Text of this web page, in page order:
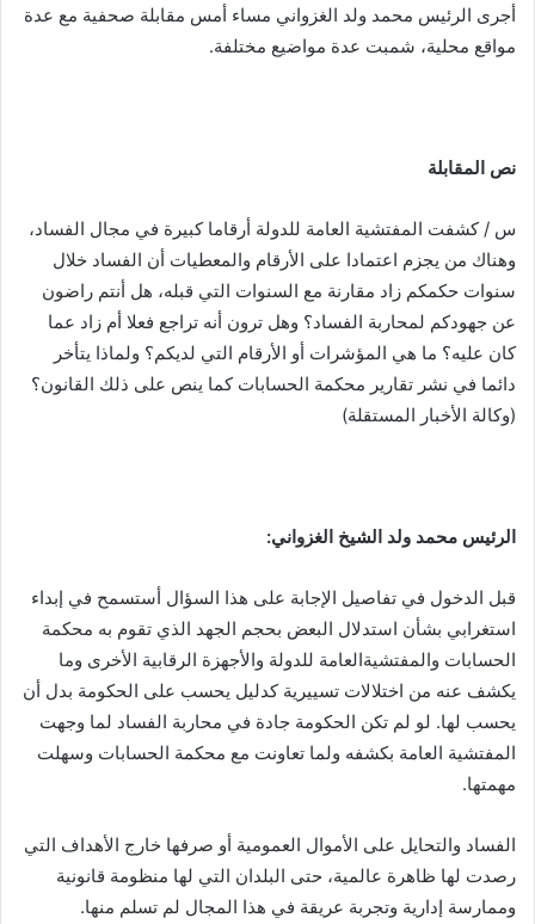
أجرى الرئيس محمد ولد الغزواني مساء أمس مقابلة صحفية مع عدة
مواقع محلية، شمبت عدة مواضيع مختلفة.
نص المقابلة
س / كشفت المفتشية العامة للدولة أرقاما كبيرة في مجال الفساد،
وهناك من يجزم اعتمادا على الأرقام والمعطيات أن الفساد خلال
سنوات حكمكم زاد مقارنة مع السنوات التي قبله، هل أنتم راضون
عن جهودكم لمحاربة الفساد؟ وهل ترون أنه تراجع فعلا أم زاد عما
كان عليه؟ ما هي المؤشرات أو الأرقام التي لديكم؟ ولماذا يتأخر
دائما في نشر تقارير محكمة الحسابات كما ينص على ذلك القانون؟
(وكالة الأخبار المستقلة)
الرئيس محمد ولد الشيخ الغزواني:
قبل الدخول في تفاصيل الإجابة على هذا السؤال أستسمح في إبداء
استغرابي بشأن استدلال البعض بحجم الجهد الذي تقوم به محكمة
الحسابات والمفتشيةالعامة للدولة والأجهزة الرقابية الأخرى وما
يكشف عنه من اختلالات تسييرية كدليل يحسب على الحكومة بدل أن
يحسب لها. لو لم تكن الحكومة جادة في محاربة الفساد لما وجهت
المفتشية العامة بكشفه ولما تعاونت مع محكمة الحسابات وسهلت
مهمتها.
الفساد والتحايل على الأموال العمومية أو صرفها خارج الأهداف التي
رصدت لها ظاهرة عالمية، حتى البلدان التي لها منظومة قانونية
وممارسة إدارية وتجربة عريقة في هذا المجال لم تسلم منها.